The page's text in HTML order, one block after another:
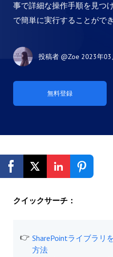
事で詳細な操作手順を見つ
で簡単に実行することができ
無料登録
投稿者 @Zoe 2023年03
クイックサーチ：
SharePointライブラリ
方法